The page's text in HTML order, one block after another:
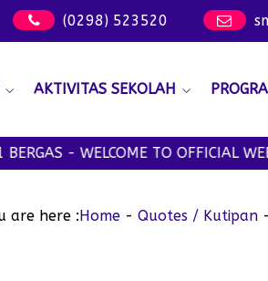
(0298) 523520
AKTIVITAS SEKOLAH
- WELCOME TO OFFICIAL
are here :Home- Quotes / Kutipan-